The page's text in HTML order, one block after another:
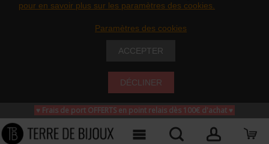
pour en savoir plus sur les paramètres des cookies.
Paramètres des cookies
ACCEPTER
DÉCLINER
♥ Frais de port OFFERTS en point relais dès 100€ d'achat ♥